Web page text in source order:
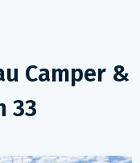
Camper &
33